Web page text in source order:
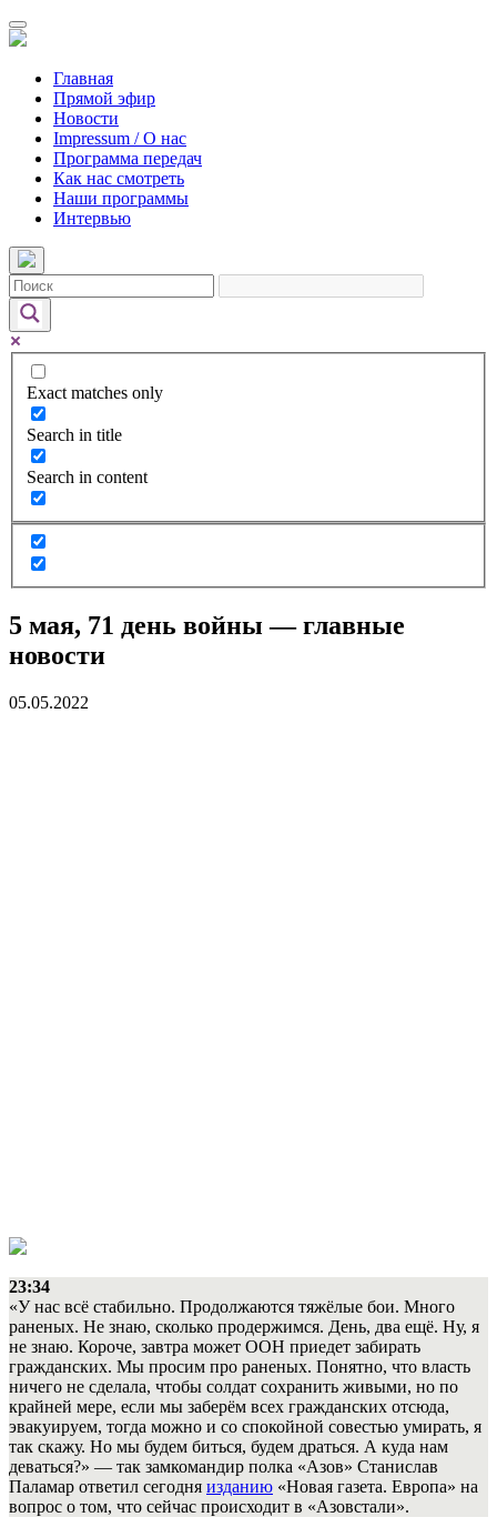
Главная
Прямой эфир
Новости
Impressum / О нас
Программа передач
Как нас смотреть
Наши программы
Интервью
Exact matches only
Search in title
Search in content
5 мая, 71 день войны — главные
новости
05.05.2022
23:34
«У нас всё стабильно. Продолжаются тяжёлые бои. Много
раненых. Не знаю, сколько продержимся. День, два ещё. Ну, я
не знаю. Короче, завтра может ООН приедет забирать
гражданских. Мы просим про раненых. Понятно, что власть
ничего не сделала, чтобы солдат сохранить живыми, но по
крайней мере, если мы заберём всех гражданских отсюда,
эвакуируем, тогда можно и со спокойной совестью умирать, я
так скажу. Но мы будем биться, будем драться. А куда нам
деваться?» — так замкомандир полка «Азов» Станислав
Паламар ответил сегодня изданию «Новая газета. Европа» на
вопрос о том, что сейчас происходит в «Азовстали».